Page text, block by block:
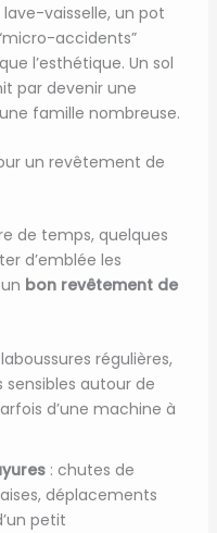
vaisselle, un pot
accidents”
l’esthétique. Un sol
par devenir une
famille nombreuse.
un revêtement de
de temps, quelques
d’emblée les
bon revêtement de
régulières,
sensibles autour de
d’une machine à
: chutes de
déplacements
petit